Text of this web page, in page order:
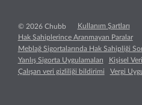
© 2026 Chubb
Kullanım Şartları
Hak Sahiplerince Aranmayan Paralar
Meblağ Sigortalarında Hak Sahipliği
Yanlış Sigorta Uygulamaları
Kişisel
Çalışan veri gizliliği bildirimi
Vergi